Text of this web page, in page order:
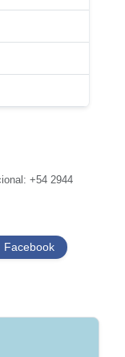
+54 2944
Facebook